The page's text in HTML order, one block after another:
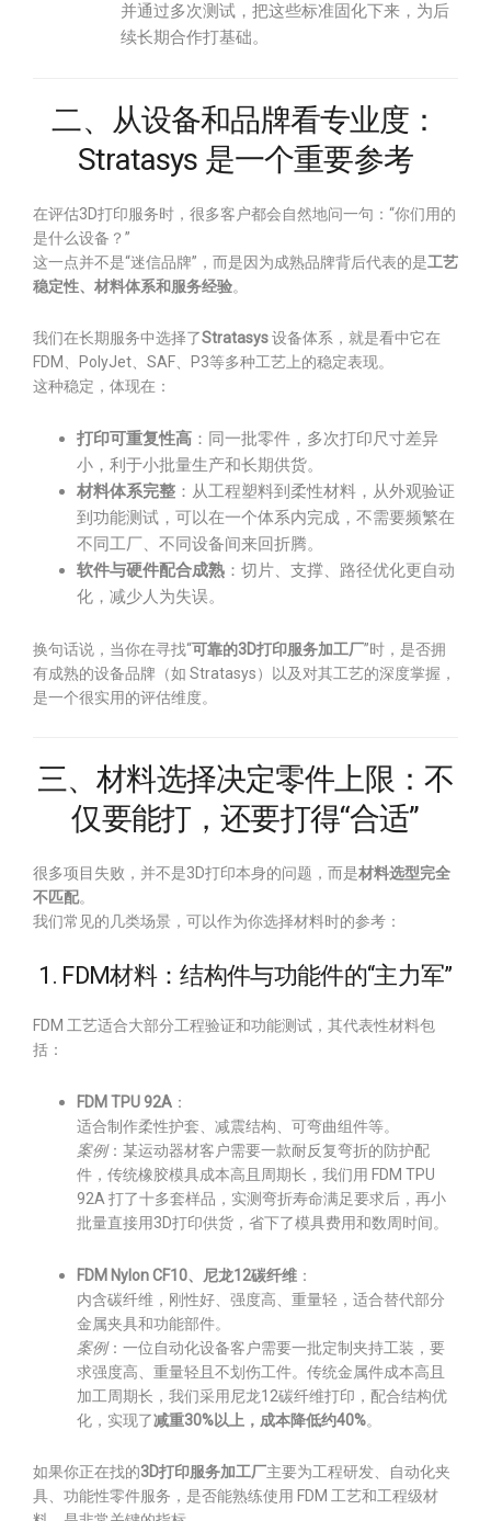
并通过多次测试，把这些标准固化下来，为后
续长期合作打基础。
二、从设备和品牌看专业度：
Stratasys 是一个重要参考
在评估3D打印服务时，很多客户都会自然地问一句：“你们用的
是什么设备？”
这一点并不是“迷信品牌”，而是因为成熟品牌背后代表的是工艺
稳定性、材料体系和服务经验。
我们在长期服务中选择了Stratasys设备体系，就是看中它在
FDM、PolyJet、SAF、P3等多种工艺上的稳定表现。
这种稳定，体现在：
打印可重复性高 ：同一批零件，多次打印尺寸差异
小，利于小批量生产和长期供货。
材料体系完整 ：从工程塑料到柔性材料，从外观验证
到功能测试，可以在一个体系内完成，不需要频繁在
不同工厂、不同设备间来回折腾。
软件与硬件配合成熟 ：切片、支撑、路径优化更自动
化，减少人为失误。
换句话说，当你在寻找“可靠的3D打印服务加工厂”时，是否拥
有成熟的设备品牌（如 Stratasys）以及对其工艺的深度掌握，
是一个很实用的评估维度。
三、材料选择决定零件上限：不
仅要能打，还要打得“合适”
很多项目失败，并不是3D打印本身的问题，而是材料选型完全
不匹配。
我们常见的几类场景，可以作为你选择材料时的参考：
1. FDM材料：结构件与功能件的“主力军”
FDM 工艺适合大部分工程验证和功能测试，其代表性材料包
括：
FDM TPU 92A ：
适合制作柔性护套、减震结构、可弯曲组件等。
案例：某运动器材客户需要一款耐反复弯折的防护配
件，传统橡胶模具成本高且周期长，我们用 FDM TPU
92A 打了十多套样品，实测弯折寿命满足要求后，再小
批量直接用3D打印供货，省下了模具费用和数周时间。
FDM Nylon CF10、尼龙12碳纤维 ：
内含碳纤维，刚性好、强度高、重量轻，适合替代部分
金属夹具和功能部件。
案例：一位自动化设备客户需要一批定制夹持工装，要
求强度高、重量轻且不划伤工件。传统金属件成本高且
加工周期长，我们采用尼龙12碳纤维打印，配合结构优
化，实现了减重30%以上，成本降低约40%。
如果你正在找的3D打印服务加工厂主要为工程研发、自动化夹
具、功能性零件服务，是否能熟练使用 FDM 工艺和工程级材